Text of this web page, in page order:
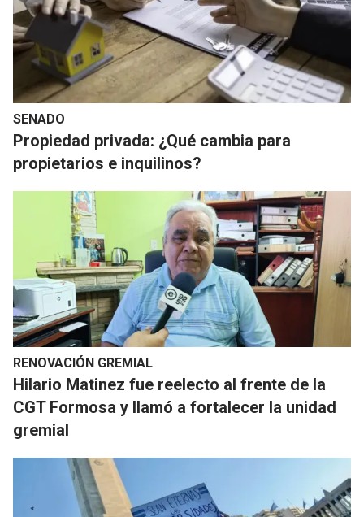
SENADO
Propiedad privada: ¿Qué cambia para
propietarios e inquilinos?
RENOVACIÓN GREMIAL
Hilario Matinez fue reelecto al frente de la
CGT Formosa y llamó a fortalecer la unidad
gremial